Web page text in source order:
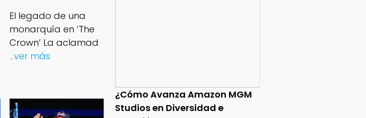
¿Cómo Avanza Amazon MGM
Studios en Diversidad e
El legado de una
monarquía en ‘The
Crown’ La aclamad
...ver más